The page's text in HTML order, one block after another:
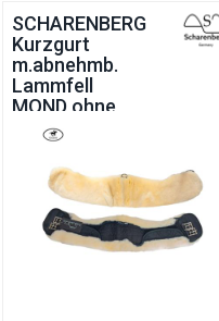
SCHARENBERG
Kurzgurt
m.abnehmb.
Lammfell
MOND ohne
Elastic